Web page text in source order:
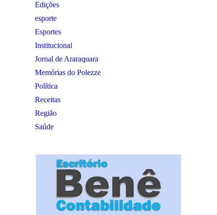
Edições
esporte
Esportes
Institucional
Jornal de Araraquara
Memórias do Polezze
Política
Receitas
Região
Saúde